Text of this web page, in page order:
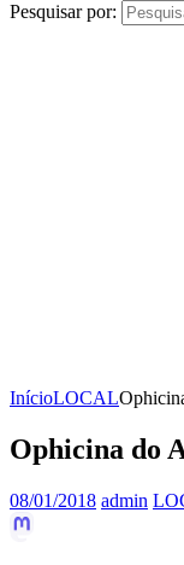
Pesquisar por:
InícioLOCAL
Ophicina do
08/01/2018 admin